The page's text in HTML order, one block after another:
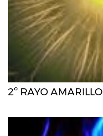
2º RAYO AMARILLO